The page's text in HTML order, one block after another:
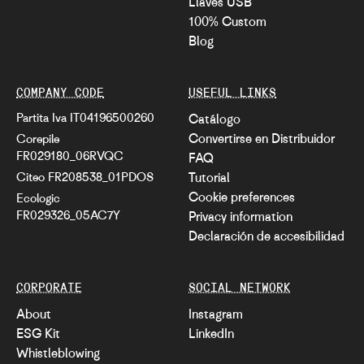
100% Custom
Blog
CORPORATE
About
ESG Kit
Whistleblowing
USEFUL LINKS
Catálogo
Convertirse en Distribuidor
FAQ
Tutorial
Cookie preferences
Privacy information
Declaración de accesibilidad
COMPANY CODE
Partita Iva IT04196500260
Corepile
FR029180_06RVQC
Citeo FR208538_01PDOS
Ecologic
FR029326_05AC7Y
SOCIAL NETWORK
Instagram
LinkedIn